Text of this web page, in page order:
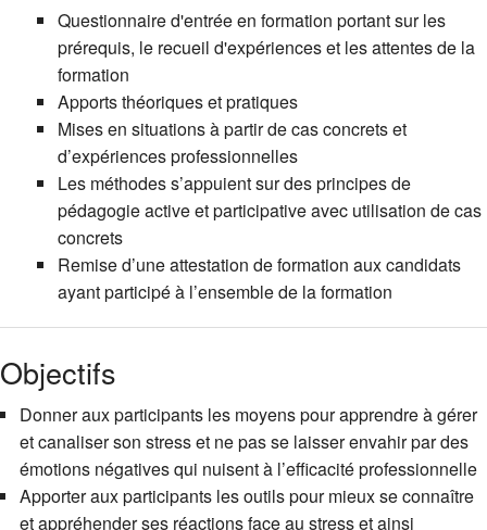
Questionnaire d'entrée en formation portant sur les
prérequis, le recueil d'expériences et les attentes de la
formation
Apports théoriques et pratiques
Mises en situations à partir de cas concrets et
d’expériences professionnelles
Les méthodes s’appuient sur des principes de
pédagogie active et participative avec utilisation de cas
concrets
Remise d’une attestation de formation aux candidats
ayant participé à l’ensemble de la formation
Objectifs
Donner aux participants les moyens pour apprendre à gérer
et canaliser son stress et ne pas se laisser envahir par des
émotions négatives qui nuisent à l’efficacité professionnelle
Apporter aux participants les outils pour mieux se connaître
et appréhender ses réactions face au stress et ainsi